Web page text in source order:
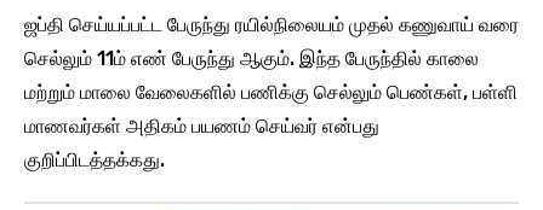
ஜப்தி செய்யப்பட்ட பேருந்து ரயில்நிலையம் முதல் கணுவாய் வரை
செல்லும் 11ம் எண் பேருந்து ஆகும். இந்த பேருந்தில் காலை
மற்றும் மாலை வேலைகளில் பணிக்கு செல்லும் பெண்கள், பள்ளி
மாணவர்கள் அதிகம் பயணம் செய்வர் என்பது
குறிப்பிடத்தக்கது.